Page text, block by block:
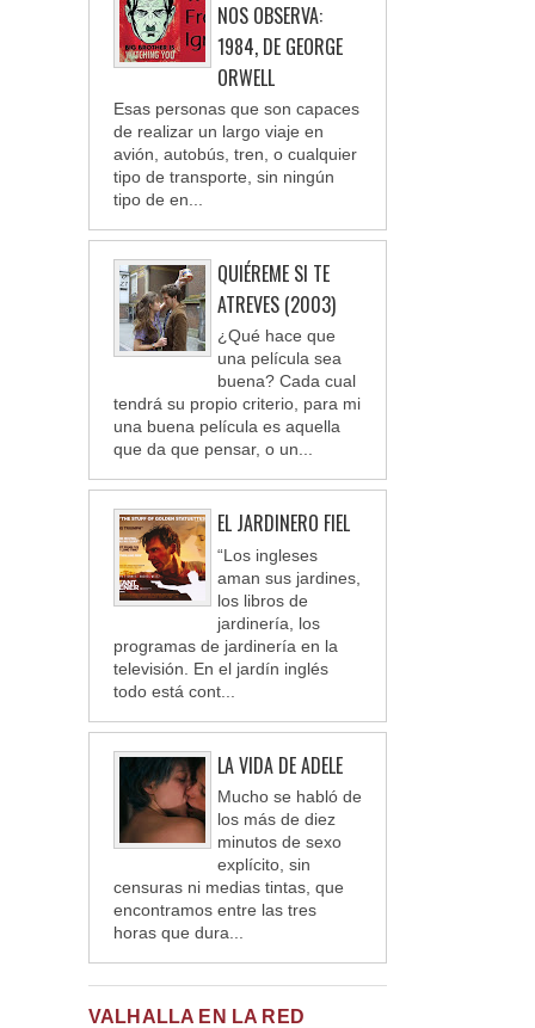
NOS OBSERVA:
1984, DE GEORGE
ORWELL
Esas personas que son capaces
de realizar un largo viaje en
avión, autobús, tren, o cualquier
tipo de transporte, sin ningún
tipo de en...
QUIÉREME SI TE
ATREVES (2003)
¿Qué hace que
una película sea
buena? Cada cual
tendrá su propio criterio, para mi
una buena película es aquella
que da que pensar, o un...
EL JARDINERO FIEL
“Los ingleses
aman sus jardines,
los libros de
jardinería, los
programas de jardinería en la
televisión. En el jardín inglés
todo está cont...
LA VIDA DE ADELE
Mucho se habló de
los más de diez
minutos de sexo
explícito, sin
censuras ni medias tintas, que
encontramos entre las tres
horas que dura...
VALHALLA EN LA RED